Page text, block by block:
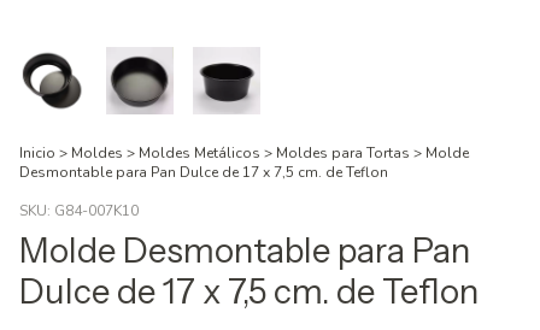
Inicio > Moldes > Moldes Metálicos > Moldes para Tortas > Molde
Desmontable para Pan Dulce de 17 x 7,5 cm. de Teflon
SKU: G84-007K10
Molde Desmontable para Pan
Dulce de 17 x 7,5 cm. de Teflon